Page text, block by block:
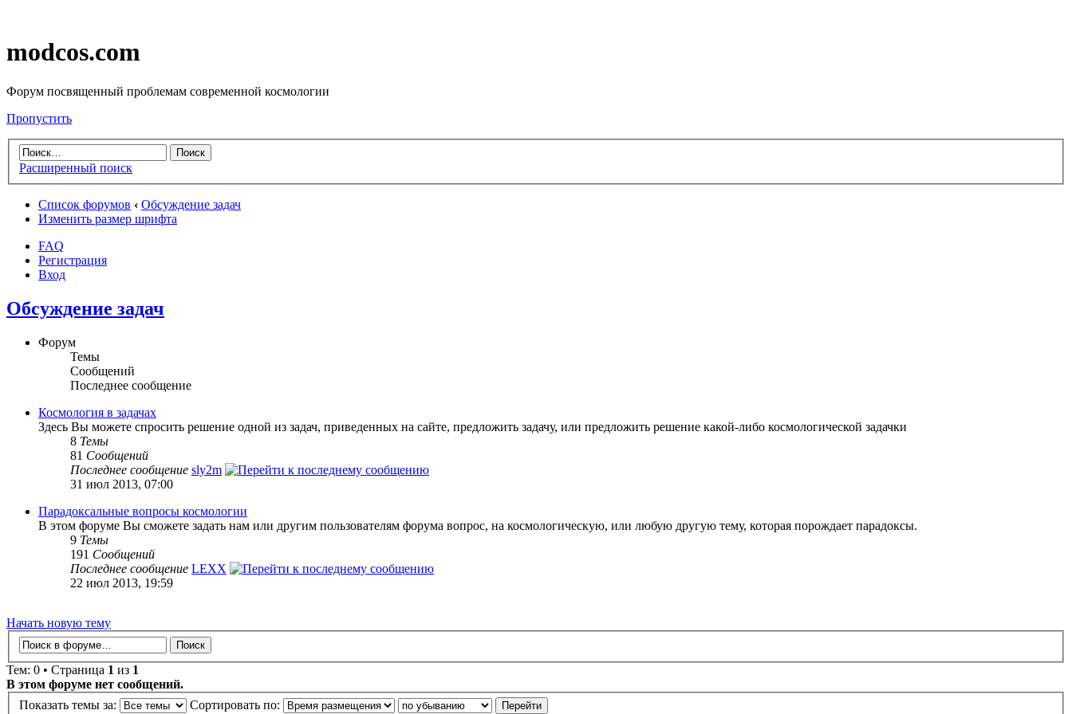
modcos.com
Форум посвященный проблемам современной космологии
Пропустить
Расширенный поиск
Список форумов ‹ Обсуждение задач
Изменить размер шрифта
FAQ
Регистрация
Вход
Обсуждение задач
Форум
Темы
Сообщений
Последнее сообщение
Космология в задачах
Здесь Вы можете спросить решение одной из задач, приведенных на сайте, предложить задачу, или предложить решение какой-либо космологической задачки
8 Темы
81 Сообщений
Последнее сообщение sly2m
31 июл 2013, 07:00
Парадоксальные вопросы космологии
В этом форуме Вы сможете задать нам или другим пользователям форума вопрос, на космологическую, или любую другую тему, которая порождает парадоксы.
9 Темы
191 Сообщений
Последнее сообщение LEXX
22 июл 2013, 19:59
Начать новую тему
Тем: 0 • Страница 1 из 1
В этом форуме нет сообщений.
Показать темы за:
Сортировать по: